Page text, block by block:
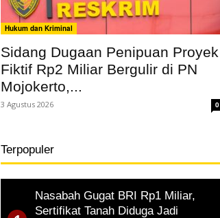
Hukum dan Kriminal
Sidang Dugaan Penipuan Proyek
Fiktif Rp2 Miliar Bergulir di PN
Mojokerto,...
3 Agustus 2026 0
Terpopuler
Nasabah Gugat BRI Rp1 Miliar,
Sertifikat Tanah Diduga Jadi